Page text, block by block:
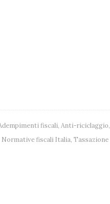
fiscali, Anti-riciclaggio,
Normative fiscali Italia,